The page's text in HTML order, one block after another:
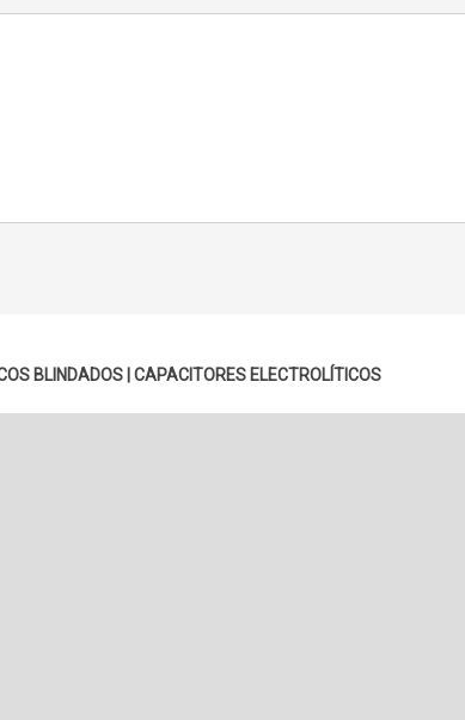
BLINDADOS CAPACITORES ELECTROLÍTICOS